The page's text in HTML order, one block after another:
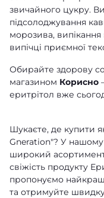
звичайного цукру.
підсолоджування
морозива, випікання
випічці приємної
Обирайте здорову
магазином Корисно
еритрітол вже
Шукаєте, де купити
Gneration"? У нашому
широкий
свіжість продукту
пропонуємо
та отримуйте